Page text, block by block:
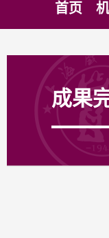
首页
成果